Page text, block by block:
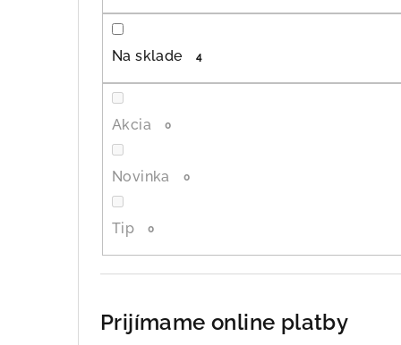
Na sklade 4
Akcia 0
Novinka 0
Tip 0
Prijímame online platby